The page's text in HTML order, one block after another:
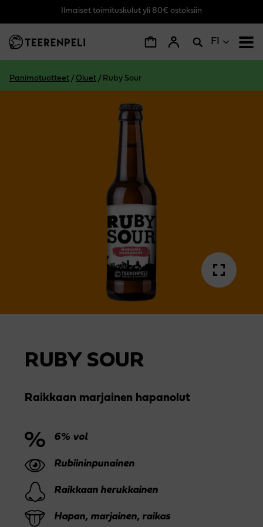
Ilmaiset toimituskulut yli 80€ ostoksiin
FI
Panimotuotteet / Oluet / Ruby Sour
RUBY SOUR
Raikkaan marjainen hapanolut
6% vol
Rubiininpunainen
Raikkaan herukkainen
Hapan, marjainen, raikas